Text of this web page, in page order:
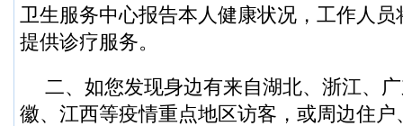
卫生服务中心报告本人健康状况，工作人
提供诊疗服务。
二、如您发现身边有来自湖北、浙江、
徽、江西等疫情重点地区访客，或周边住